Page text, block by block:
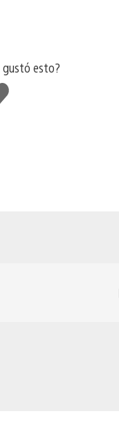
gustó esto?